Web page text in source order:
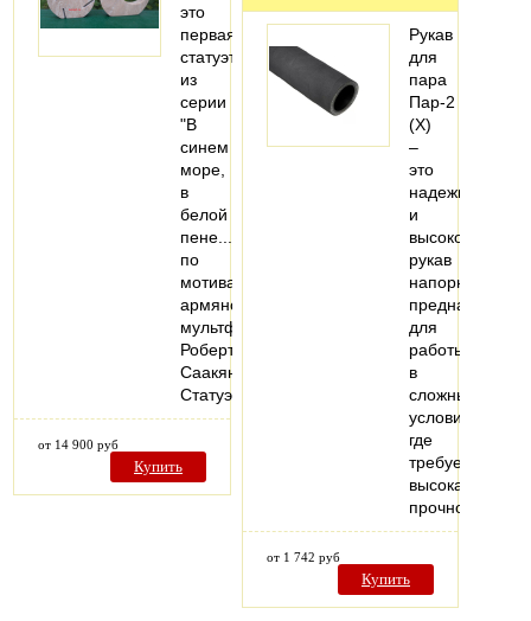
это
первая
статуэтка
из
серии
"В
синем
море,
в
белой
пене..."
по
мотивам
армянского
мультфильма
Роберта
Саакянца.
Статуэтка…
от 14 900 руб
Купить
Рукав
для
пара
Пар-2
(X)
–
это
надежный
и
рукав
напорный,
для
работы
в
сложных
условиях,
где
требуется
высокая
прочность…
от 1 742 руб
Купить